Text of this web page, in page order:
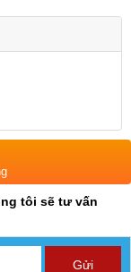
tôi sẽ tư vấn